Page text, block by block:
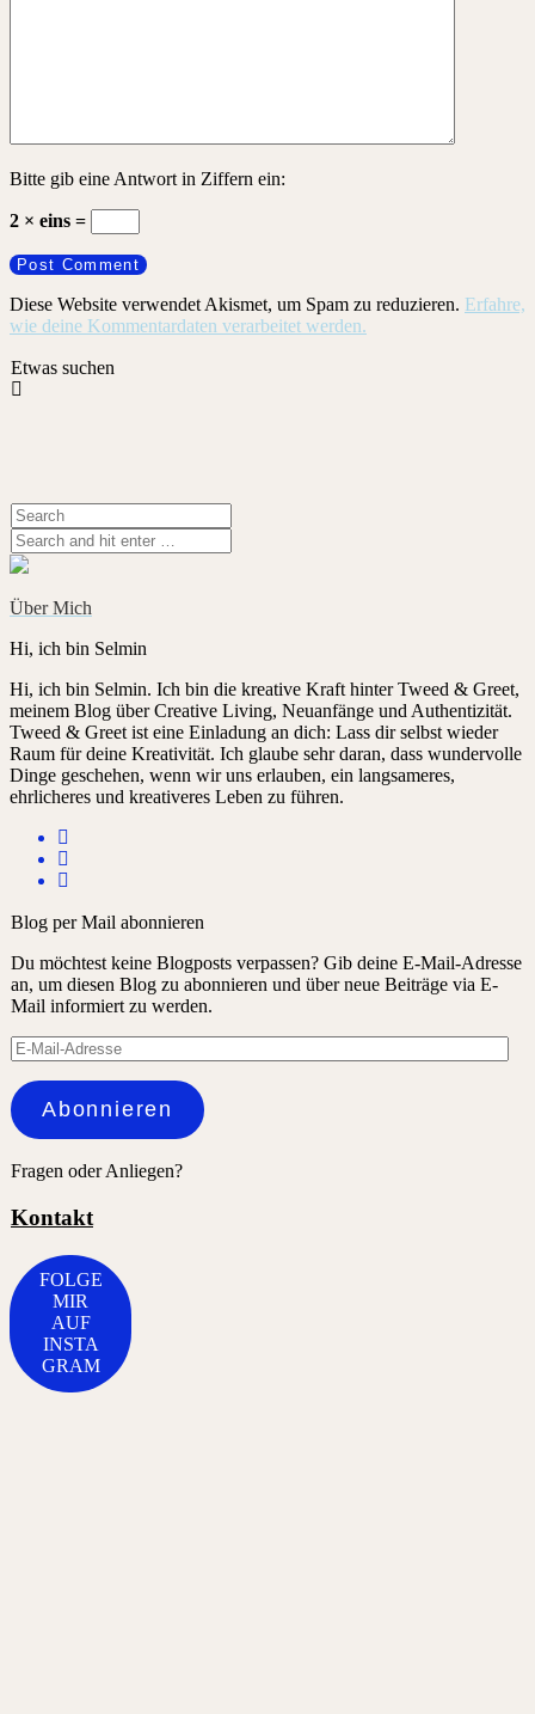
Bitte gib eine Antwort in Ziffern ein:
2 × eins =
Diese Website verwendet Akismet, um Spam zu reduzieren. Erfahre,
wie deine Kommentardaten verarbeitet werden.
Etwas suchen
Über Mich
Hi, ich bin Selmin
Hi, ich bin Selmin. Ich bin die kreative Kraft hinter Tweed & Greet,
meinem Blog über Creative Living, Neuanfänge und Authentizität.
Tweed & Greet ist eine Einladung an dich: Lass dir selbst wieder
Raum für deine Kreativität. Ich glaube sehr daran, dass wundervolle
Dinge geschehen, wenn wir uns erlauben, ein langsameres,
ehrlicheres und kreativeres Leben zu führen.
Blog per Mail abonnieren
Du möchtest keine Blogposts verpassen? Gib deine E-Mail-Adresse
an, um diesen Blog zu abonnieren und über neue Beiträge via E-
Mail informiert zu werden.
E-
Mail-
Adresse
Abonnieren
Fragen oder Anliegen?
Kontakt
FOLGE
MIR
AUF
INSTA
GRAM